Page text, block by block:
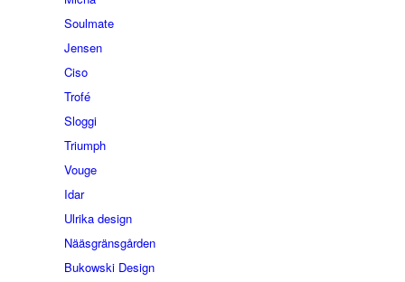
Soulmate
Jensen
Ciso
Trofé
Sloggi
Triumph
Vouge
Idar
Ulrika design
Nääsgränsgården
Bukowski Design